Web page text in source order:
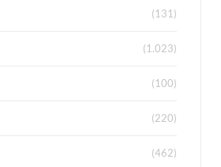
(131)
(1.023)
(100)
(220)
(462)